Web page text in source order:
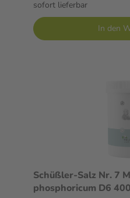
sofort lieferbar
In den
Schüßler-Salz Nr. 7
phosphoricum D6